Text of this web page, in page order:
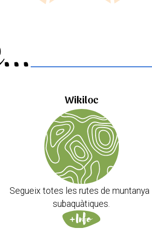
Wikiloc
Segueix totes les rutes de muntanya
subaquàtiques.